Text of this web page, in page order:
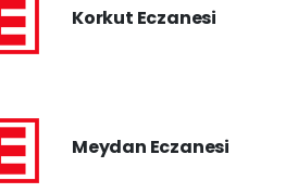
Korkut Eczanesi
Meydan Eczanesi